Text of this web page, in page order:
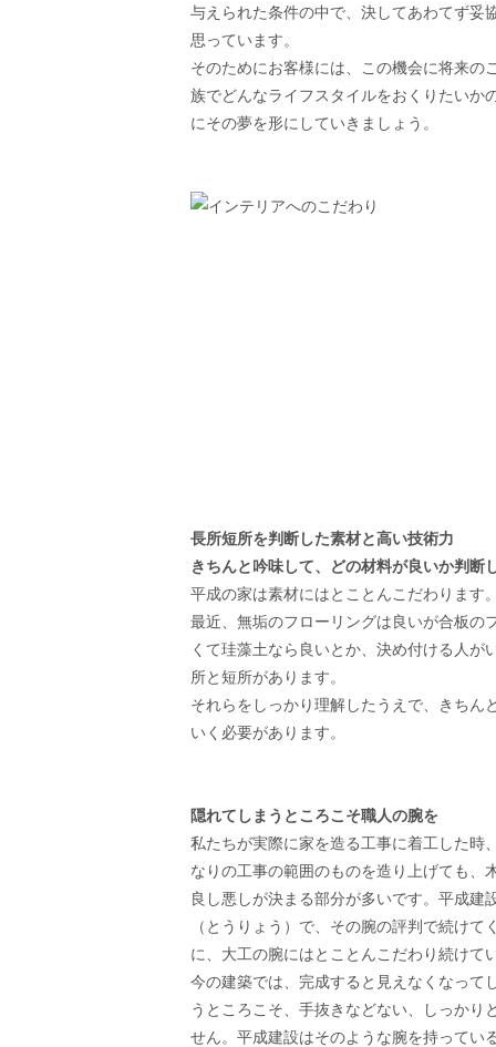
与えられた条件の中で、決してあわてず妥
思っています。
そのためにお客様には、この機会に将来の
族でどんなライフスタイルをおくりたいか
にその夢を形にしていきましょう。
長所短所を判断した素材と高い技術力
きちんと吟味して、
どの材料が良いか判断
平成の家は素材にはとことんこだわります
最近、無垢のフローリングは良いが合板の
くて珪藻土なら良いとか、決め付ける人
所と短所があります。
それらをしっかり理解したうえで、きちん
いく必要があります。
隠れてしまうところこそ職人の腕を
私たちが実際に家を造る工事に着工した時
なりの工事の範囲のものを造り上げても、
良し悪しが決まる部分が多いです。平成
（とうりょう）で、その腕の評判で続け
に、大工の腕にはとことんこだわり続けて
今の建築では、完成すると見えなくなって
うところこそ、手抜きなどない、しっか
せん。平成建設はそのような腕を持ってい